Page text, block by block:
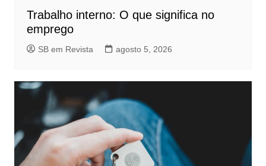
Trabalho interno: O que significa no
emprego
SB em Revista agosto 5, 2026